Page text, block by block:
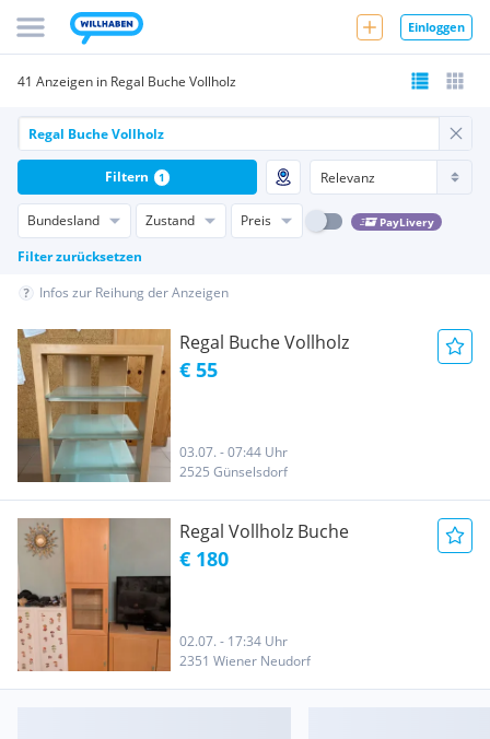
Einloggen
41 Anzeigen in Regal Buche Vollholz
Bundesland Zustand Preis PayLivery
Filter zurücksetzen
Filtern 1
Infos zur Reihung der Anzeigen
Regal Buche Vollholz
€ 55
03.07. - 07:44 Uhr
2525 Günselsdorf
Regal Vollholz Buche
€ 180
02.07. - 17:34 Uhr
2351 Wiener Neudorf